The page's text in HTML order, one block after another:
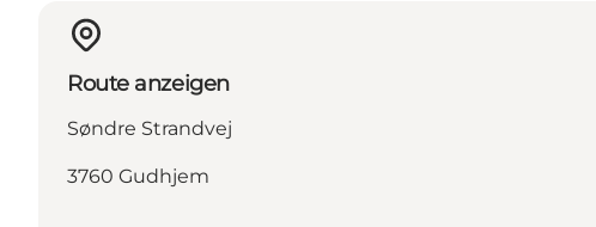
Route anzeigen
Søndre Strandvej
3760 Gudhjem